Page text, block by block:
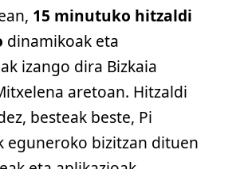
15 minutuko hitzaldi
dinamikoak eta
izango dira Bizkaia
aretoan. Hitzaldi
besteak beste, Pi
eguneroko bizitzan dituen